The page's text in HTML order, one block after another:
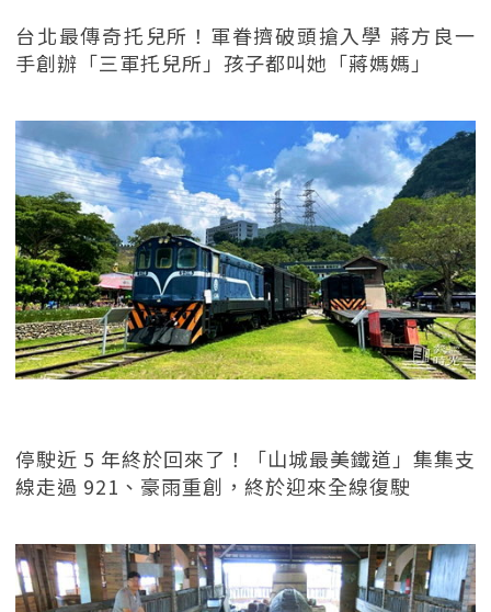
台北最傳奇托兒所！軍眷擠破頭搶入學 蔣方良一
手創辦「三軍托兒所」孩子都叫她「蔣媽媽」
停駛近 5 年終於回來了！「山城最美鐵道」集集支
線走過 921、豪雨重創，終於迎來全線復駛